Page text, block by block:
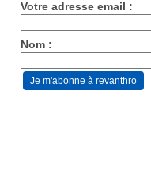
Votre adresse email :
Nom :